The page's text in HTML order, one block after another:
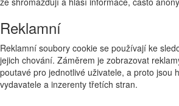
Reklamní
Reklamní soubory cookie se používají ke
jejich chování. Záměrem je zobrazovat
poutavé pro jednotlivé uživatele, a proto jsou
vydavatele a inzerenty třetích stran.